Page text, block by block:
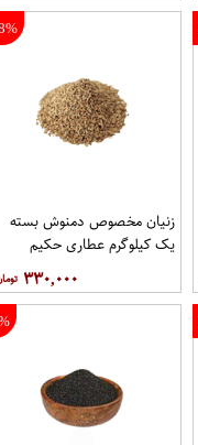
زنیان مخصوص دمنوش بسته
یک کیلوگرم عطاری حکیم
۳۳۰,۰۰۰